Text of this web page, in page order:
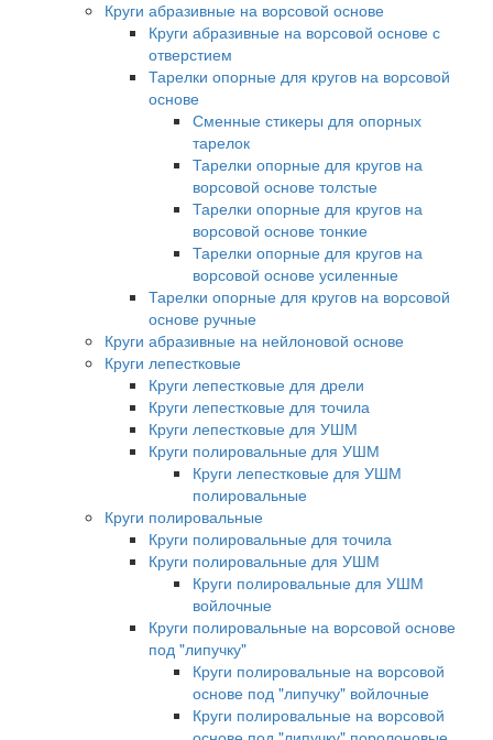
Круги абразивные на ворсовой основе
Круги абразивные на ворсовой основе с
отверстием
Тарелки опорные для кругов на ворсовой
основе
Сменные стикеры для опорных
тарелок
Тарелки опорные для кругов на
ворсовой основе толстые
Тарелки опорные для кругов на
ворсовой основе тонкие
Тарелки опорные для кругов на
ворсовой основе усиленные
Тарелки опорные для кругов на ворсовой
основе ручные
Круги абразивные на нейлоновой основе
Круги лепестковые
Круги лепестковые для дрели
Круги лепестковые для точила
Круги лепестковые для УШМ
Круги полировальные для УШМ
Круги лепестковые для УШМ
полировальные
Круги полировальные
Круги полировальные для точила
Круги полировальные для УШМ
Круги полировальные для УШМ
войлочные
Круги полировальные на ворсовой основе
под "липучку"
Круги полировальные на ворсовой
основе под "липучку" войлочные
Круги полировальные на ворсовой